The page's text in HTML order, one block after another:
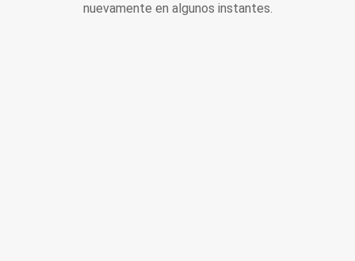
nuevamente en algunos instantes.